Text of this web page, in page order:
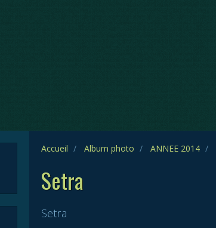
Accueil Album photo ANNEE 2014
Setra
Setra